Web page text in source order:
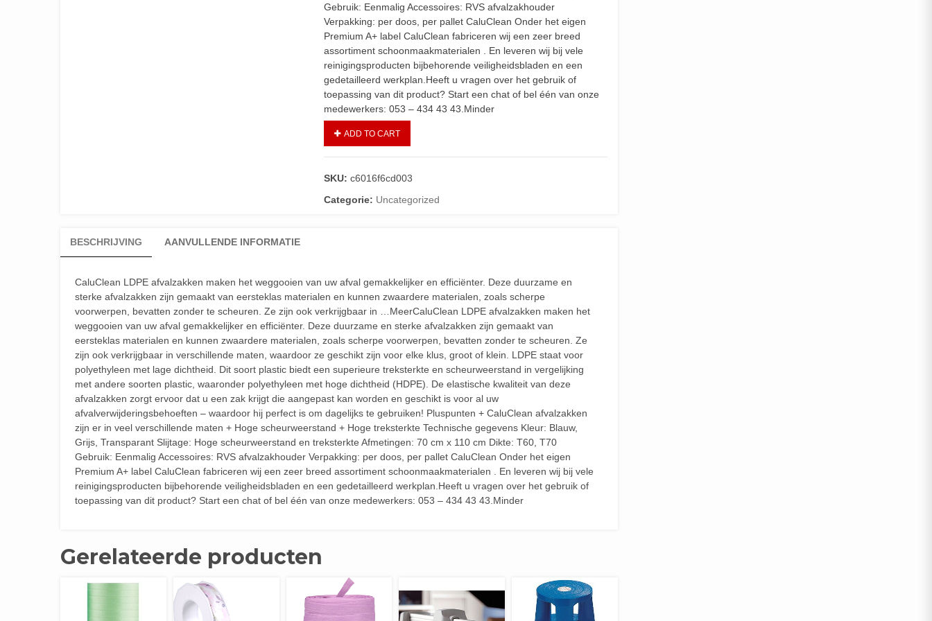
Gebruik: Eenmalig Accessoires: RVS afvalzakhouder
Verpakking: per doos, per pallet CaluClean Onder het eigen
Premium A+ label CaluClean fabriceren wij een zeer breed
assortiment schoonmaakmaterialen . En leveren wij bij vele
reinigingsproducten bijbehorende veiligheidsbladen en een
gedetailleerd werkplan.Heeft u vragen over het gebruik of
toepassing van dit product? Start een chat of bel één van onze
medewerkers: 053 – 434 43 43.Minder
ADD TO CART
SKU: c6016f6cd003
Categorie: Uncategorized
BESCHRIJVING AANVULLENDE INFORMATIE
CaluClean LDPE afvalzakken maken het weggooien van uw afval gemakkelijker en efficiënter. Deze duurzame en
sterke afvalzakken zijn gemaakt van eersteklas materialen en kunnen zwaardere materialen, zoals scherpe
voorwerpen, bevatten zonder te scheuren. Ze zijn ook verkrijgbaar in …MeerCaluClean LDPE afvalzakken maken het
weggooien van uw afval gemakkelijker en efficiënter. Deze duurzame en sterke afvalzakken zijn gemaakt van
eersteklas materialen en kunnen zwaardere materialen, zoals scherpe voorwerpen, bevatten zonder te scheuren. Ze
zijn ook verkrijgbaar in verschillende maten, waardoor ze geschikt zijn voor elke klus, groot of klein. LDPE staat voor
polyethyleen met lage dichtheid. Dit soort plastic biedt een superieure treksterkte en scheurweerstand in vergelijking
met andere soorten plastic, waaronder polyethyleen met hoge dichtheid (HDPE). De elastische kwaliteit van deze
afvalzakken zorgt ervoor dat u een zak krijgt die aangepast kan worden en geschikt is voor al uw
afvalverwijderingsbehoeften – waardoor hij perfect is om dagelijks te gebruiken! Pluspunten + CaluClean afvalzakken
zijn er in veel verschillende maten + Hoge scheurweerstand + Hoge treksterkte Technische gegevens Kleur: Blauw,
Grijs, Transparant Slijtage: Hoge scheurweerstand en treksterkte Afmetingen: 70 cm x 110 cm Dikte: T60, T70
Gebruik: Eenmalig Accessoires: RVS afvalzakhouder Verpakking: per doos, per pallet CaluClean Onder het eigen
Premium A+ label CaluClean fabriceren wij een zeer breed assortiment schoonmaakmaterialen . En leveren wij bij vele
reinigingsproducten bijbehorende veiligheidsbladen en een gedetailleerd werkplan.Heeft u vragen over het gebruik of
toepassing van dit product? Start een chat of bel één van onze medewerkers: 053 – 434 43 43.Minder
Gerelateerde producten